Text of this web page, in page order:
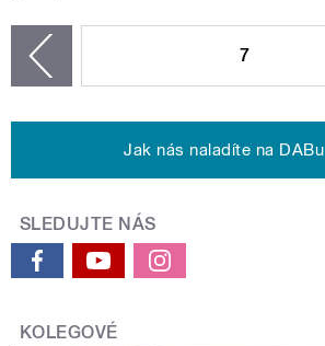
7
Jak nás naladíte na DABu
SLEDUJTE NÁS
KOLEGOVÉ